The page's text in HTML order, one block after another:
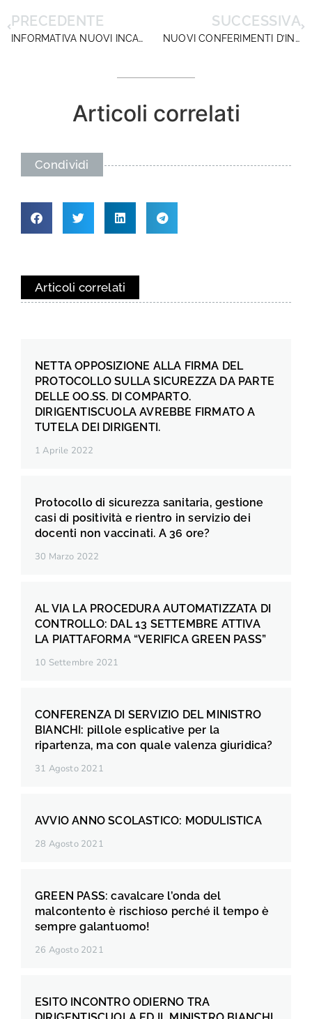
PRECEDENTE
INFORMATIVA NUOVI INCARICHI: FUMATA NERA!
SUCCESSIVA
NUOVI CONFERIMENTI D’INCARICO: ESITO INCONTRO 9 AGOSTO 2021
Articoli correlati
Condividi
Articoli correlati
NETTA OPPOSIZIONE ALLA FIRMA DEL
PROTOCOLLO SULLA SICUREZZA DA PARTE
DELLE OO.SS. DI COMPARTO.
DIRIGENTISCUOLA AVREBBE FIRMATO A
TUTELA DEI DIRIGENTI.
1 Aprile 2022
Protocollo di sicurezza sanitaria, gestione
casi di positività e rientro in servizio dei
docenti non vaccinati. A 36 ore?
30 Marzo 2022
AL VIA LA PROCEDURA AUTOMATIZZATA DI
CONTROLLO: DAL 13 SETTEMBRE ATTIVA
LA PIATTAFORMA “VERIFICA GREEN PASS”
10 Settembre 2021
CONFERENZA DI SERVIZIO DEL MINISTRO
BIANCHI: pillole esplicative per la
ripartenza, ma con quale valenza giuridica?
31 Agosto 2021
AVVIO ANNO SCOLASTICO: MODULISTICA
28 Agosto 2021
GREEN PASS: cavalcare l’onda del
malcontento è rischioso perché il tempo è
sempre galantuomo!
26 Agosto 2021
ESITO INCONTRO ODIERNO TRA